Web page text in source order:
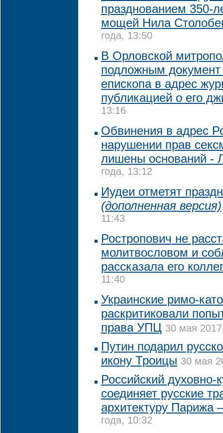
празднованием 350-
мощей Нила
года, 13:50
В Орловской
подложным документ
епископа в адрес
публикацией о его
13:16
Обвинения в адрес
нарушении прав
лишены оснований -
года, 13:12
Иудеи отметят
(дополненная версия)
11:43
Ростропович не
молитвословом и
рассказала его
11:40
Украинские римо-
раскритиковали
права УПЦ 30 мая
Путин подарил
икону Троицы 30 мая
Российский духовно-
соединяет русские
архитектуру Парижа
года, 10:32